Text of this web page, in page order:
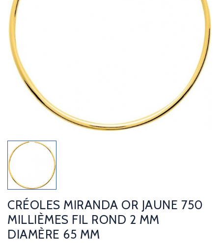
CRÉOLES MIRANDA OR JAUNE 750
MILLIÈMES FIL ROND 2 MM
DIAMÈRE 65 MM